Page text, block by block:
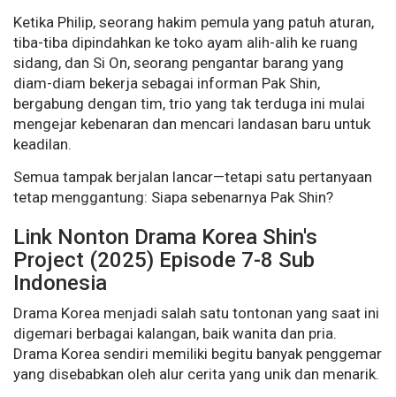
Ketika Philip, seorang hakim pemula yang patuh aturan,
tiba-tiba dipindahkan ke toko ayam alih-alih ke ruang
sidang, dan Si On, seorang pengantar barang yang
diam-diam bekerja sebagai informan Pak Shin,
bergabung dengan tim, trio yang tak terduga ini mulai
mengejar kebenaran dan mencari landasan baru untuk
keadilan.
Semua tampak berjalan lancar—tetapi satu pertanyaan
tetap menggantung: Siapa sebenarnya Pak Shin?
Link Nonton Drama Korea Shin's
Project (2025) Episode 7-8 Sub
Indonesia
Drama Korea menjadi salah satu tontonan yang saat ini
digemari berbagai kalangan, baik wanita dan pria.
Drama Korea sendiri memiliki begitu banyak penggemar
yang disebabkan oleh alur cerita yang unik dan menarik.